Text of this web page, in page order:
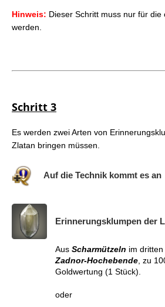
Hinweis: Dieser Schritt muss nur für die
werden.
Schritt 3
Es werden zwei Arten von
Zlatan bringen müssen.
Auf die Technik kommt es an
Erinnerungsklumpen der
Aus Scharmützeln im
Zadnor-Hochebende , zu
Goldwertung (1 Stück).
oder